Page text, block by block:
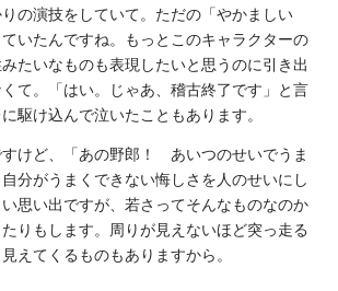
の演技をしていて。ただの「やかましい
いたんですね。もっとこのキャラクターの
たいなものも表現したいと思うのに引き出
て。「はい。じゃあ、稽古終了です」と言
駆け込んで泣いたこともあります。
けど、「あの野郎！ あいつのせいでうま
分がうまくできない悔しさを人のせいにし
思い出ですが、若さってそんなものなのか
りもします。周りが見えないほど突っ走る
えてくるものもありますから。